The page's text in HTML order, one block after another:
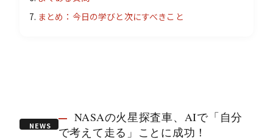
まとめ：今日の学びと次にすべきこと
NEWS
01
NASAの火星探査車、AIで「自分
で考えて走る」ことに成功！